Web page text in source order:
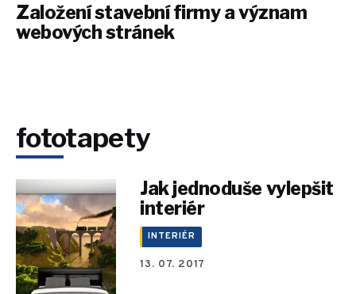
Založení stavební firmy a význam
webových stránek
fototapety
Jak jednoduše vylepšit
interiér
INTERIÉR
13. 07. 2017